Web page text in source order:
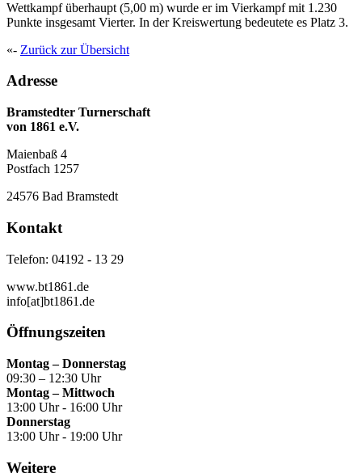
Wettkampf überhaupt (5,00 m) wurde er im Vierkampf mit 1.230
Punkte insgesamt Vierter. In der Kreiswertung bedeutete es Platz 3.
«- Zurück zur Übersicht
Adresse
Bramstedter Turnerschaft
von 1861 e.V.
Maienbaß 4
Postfach 1257
24576 Bad Bramstedt
Kontakt
Telefon: 04192 - 13 29
www.bt1861.de
info[at]bt1861.de
Öffnungszeiten
Montag – Donnerstag
09:30 – 12:30 Uhr
Montag – Mittwoch
13:00 Uhr - 16:00 Uhr
Donnerstag
13:00 Uhr - 19:00 Uhr
Weitere